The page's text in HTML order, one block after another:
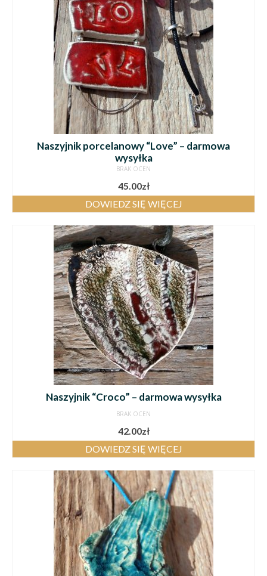
Naszyjnik porcelanowy “Love” – darmowa
wysyłka
BRAK OCEN
45.00zł
DOWIEDZ SIĘ WIĘCEJ
Naszyjnik “Croco” – darmowa wysyłka
BRAK OCEN
42.00zł
DOWIEDZ SIĘ WIĘCEJ